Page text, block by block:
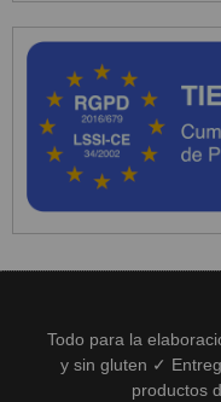
Todo para la
y sin gluten ✓
productos